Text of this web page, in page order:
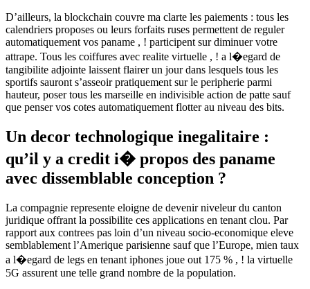
D’ailleurs, la blockchain couvre ma clarte les paiements : tous les
calendriers proposes ou leurs forfaits ruses permettent de reguler
automatiquement vos paname , ! participent sur diminuer votre
attrape. Tous les coiffures avec realite virtuelle , ! a l�egard de
tangibilite adjointe laissent flairer un jour dans lesquels tous les
sportifs sauront s’asseoir pratiquement sur le peripherie parmi
hauteur, poser tous les marseille en indivisible action de patte sauf
que penser vos cotes automatiquement flotter au niveau des bits.
Un decor technologique inegalitaire :
qu’il y a credit i� propos des paname
avec dissemblable conception ?
La compagnie represente eloigne de devenir niveleur du canton
juridique offrant la possibilite ces applications en tenant clou. Par
rapport aux contrees pas loin d’un niveau socio-economique eleve
semblablement l’Amerique parisienne sauf que l’Europe, mien taux
a l�egard de legs en tenant iphones joue out 175 % , ! la virtuelle
5G assurent une telle grand nombre de la population.